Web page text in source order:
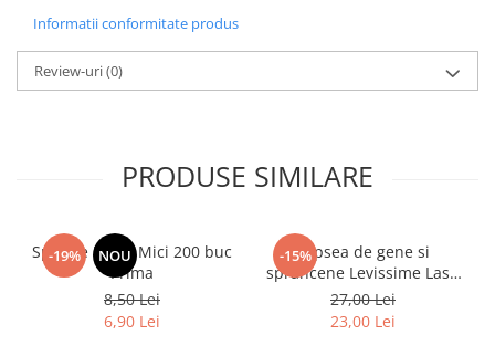
Informatii conformitate produs
Review-uri(0)
PRODUSE SIMILARE
-19% NOU
Spatule Lemn Mici 200 buc
Prima
8,50 Lei
6,90 Lei
-15%Vopsea de gene si
sprancene Levissime Lash
Color 7-7 Maro Deschis
15ml
27,00 Lei
23,00 Lei